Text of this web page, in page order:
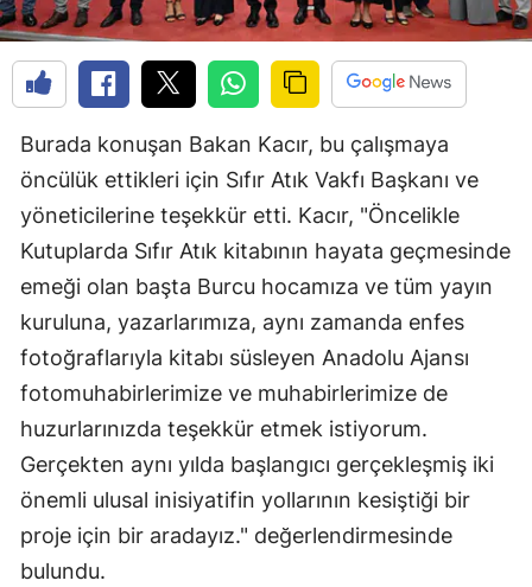
Burada konuşan Bakan Kacır, bu çalışmaya
öncülük ettikleri için Sıfır Atık Vakfı Başkanı ve
yöneticilerine teşekkür etti. Kacır, "Öncelikle
Kutuplarda Sıfır Atık kitabının hayata geçmesinde
emeği olan başta Burcu hocamıza ve tüm yayın
kuruluna, yazarlarımıza, aynı zamanda enfes
fotoğraflarıyla kitabı süsleyen Anadolu Ajansı
fotomuhabirlerimize ve muhabirlerimize de
huzurlarınızda teşekkür etmek istiyorum.
Gerçekten aynı yılda başlangıcı gerçekleşmiş iki
önemli ulusal inisiyatifin yollarının kesiştiği bir
proje için bir aradayız." değerlendirmesinde
bulundu.